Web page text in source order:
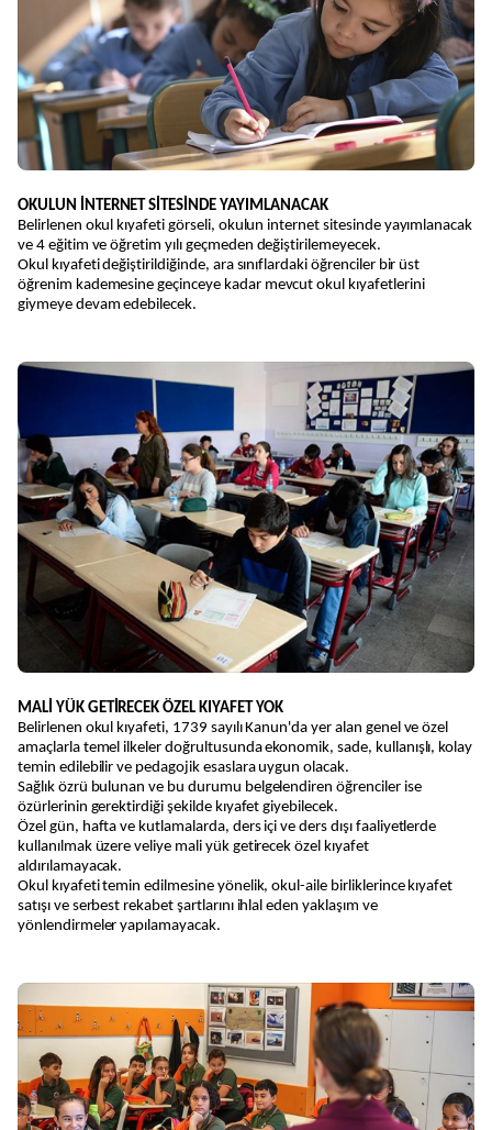
OKULUN İNTERNET SİTESİNDE YAYIMLANACAK
Belirlenen okul kıyafeti görseli, okulun internet sitesinde yayımlanacak
ve 4 eğitim ve öğretim yılı geçmeden değiştirilemeyecek.
Okul kıyafeti değiştirildiğinde, ara sınıflardaki öğrenciler bir üst
öğrenim kademesine geçinceye kadar mevcut okul kıyafetlerini
giymeye devam edebilecek.
MALİ YÜK GETİRECEK ÖZEL KIYAFET YOK
Belirlenen okul kıyafeti, 1739 sayılı Kanun'da yer alan genel ve özel
amaçlarla temel ilkeler doğrultusunda ekonomik, sade, kullanışlı, kolay
temin edilebilir ve pedagojik esaslara uygun olacak.
Sağlık özrü bulunan ve bu durumu belgelendiren öğrenciler ise
özürlerinin gerektirdiği şekilde kıyafet giyebilecek.
Özel gün, hafta ve kutlamalarda, ders içi ve ders dışı faaliyetlerde
kullanılmak üzere veliye mali yük getirecek özel kıyafet
aldırılamayacak.
Okul kıyafeti temin edilmesine yönelik, okul-aile birliklerince kıyafet
satışı ve serbest rekabet şartlarını ihlal eden yaklaşım ve
yönlendirmeler yapılamayacak.